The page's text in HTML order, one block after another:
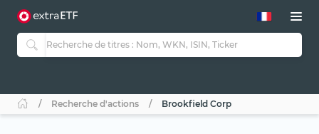
Recherche d'actions Brookfield Corp